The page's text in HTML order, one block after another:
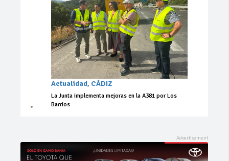
Actualidad, CÁDIZ
La Junta implementa mejoras en la A381 por Los
Barrios